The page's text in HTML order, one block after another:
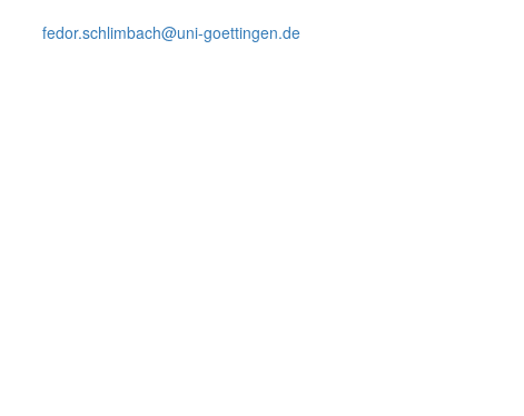
fedor.schlimbach@uni-goettingen.de